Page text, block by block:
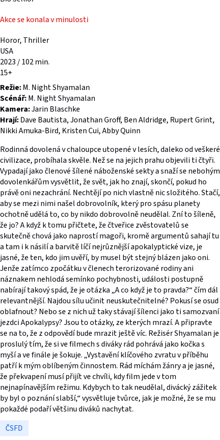
Akce se konala v minulosti
Horor, Thriller
USA
2023 / 102 min.
15+
Režie:M. Night Shyamalan
Scénář:M. Night Shyamalan
Kamera:Jarin Blaschke
Hrají:Dave Bautista, Jonathan Groff, Ben Aldridge, Rupert Grint,
Nikki Amuka-Bird, Kristen Cui, Abby Quinn
Rodinná dovolená v chaloupce utopené v lesích, daleko od veškeré
civilizace, probíhala skvěle. Než se na jejich prahu objevili ti čtyři.
Vypadají jako členové šílené náboženské sekty a snaží se nebohým
dovolenkářům vysvětlit, že svět, jak ho znají, skončí, pokud ho
právě oni nezachrání. Nechtějí po nich vlastně nic složitého. Stačí,
aby se mezi nimi našel dobrovolník, který pro spásu planety
ochotně udělá to, co by nikdo dobrovolně neudělal. Zní to šíleně,
že jo? A když k tomu přičtete, že čtveřice zvěstovatelů se
skutečně chová jako naprostí magoři, kromě argumentů sahají tu
a tam i k násilí a barvitě líčí nejrůznější apokalyptické vize, je
jasné, že ten, kdo jim uvěří, by musel být stejný blázen jako oni.
Jenže zatímco zpočátku v členech terorizované rodiny ani
náznakem nehlodá semínko pochybnosti, události postupně
nabírají takový spád, že je otázka „A co když je to pravda?“ čím dál
relevantnější. Najdou sílu učinit neuskutečnitelné? Pokusí se osud
oblafnout? Nebo se z nich už taky stávají šílenci jako ti samozvaní
jezdci Apokalypsy? Jsou to otázky, ze kterých mrazí. A připravte
se na to, že z odpovědí bude mrazit ještě víc. Režisér Shyamalan je
proslulý tím, že si ve filmech s diváky rád pohrává jako kočka s
myší a ve finále je šokuje. „Vystavění klíčového zvratu v příběhu
patří k mým oblíbeným činnostem. Rád míchám žánry a je jasné,
že překvapení musí přijít ve chvíli, kdy film jede v tom
nejnapínavějším režimu. Kdybych to tak neudělal, divácký zážitek
by byl o poznání slabší,“ vysvětluje tvůrce, jak je možné, že se mu
pokaždé podaří většinu diváků nachytat.
ČSFD